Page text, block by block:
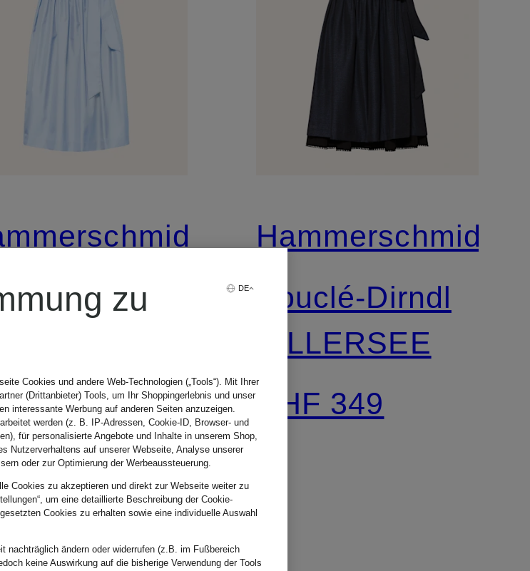
aus
469
Hammerschmid
Bouclé-Dirndl
PILLERSEE
CHF 349
DE
zu
Cookies und andere Web-Technologien („Tools“). Mit Ihrer
(Drittanbieter) Tools, um Ihr Shoppingerlebnis und unser
interessante Werbung auf anderen Seiten anzuzeigen.
werden (z. B. IP-Adressen, Cookie-ID, Browser- und
für personalisierte Angebote und Inhalte in unserem Shop,
Nutzerverhaltens auf unserer Webseite, Analyse unserer
oder zur Optimierung der Werbeaussteuerung.
Cookies zu akzeptieren und direkt zur Webseite weiter zu
um eine detaillierte Beschreibung der Cookie-
Cookies zu erhalten sowie eine individuelle Auswahl
nachträglich ändern oder widerrufen (z.B. im Fußbereich
keine Auswirkung auf die bisherige Verwendung der Tools